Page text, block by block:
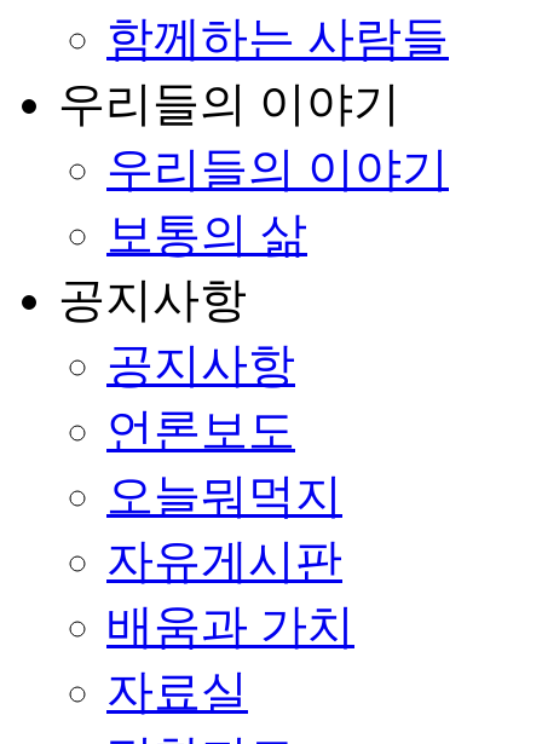
함께하는 사람들
우리들의 이야기
우리들의 이야기
보통의 삶
공지사항
공지사항
언론보도
오늘뭐먹지
자유게시판
배움과 가치
자료실